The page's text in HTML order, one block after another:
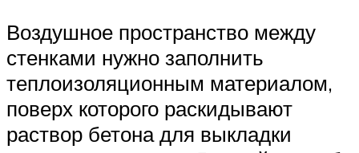
Воздушное пространство между
стенками нужно заполнить
теплоизоляционным материалом,
поверх которого раскидывают
раствор бетона для выкладки